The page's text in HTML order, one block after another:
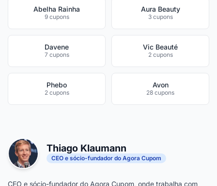
Abelha Rainha
9 cupons
Aura Beauty
3 cupons
Davene
7 cupons
Vic Beauté
2 cupons
Phebo
2 cupons
Avon
28 cupons
Thiago Klaumann
CEO e sócio-fundador do Agora Cupom
CEO e sócio-fundador do Agora Cupom, onde trabalha com